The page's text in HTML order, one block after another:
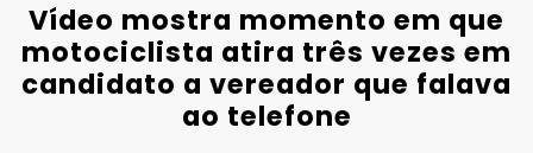
Vídeo mostra momento em que
motociclista atira três vezes em
candidato a vereador que falava
ao telefone